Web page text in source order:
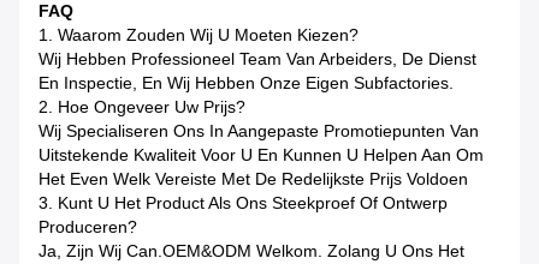
FAQ
1. Waarom Zouden Wij U Moeten Kiezen?
Wij Hebben Professioneel Team Van Arbeiders, De Dienst
En Inspectie, En Wij Hebben Onze Eigen Subfactories.
2. Hoe Ongeveer Uw Prijs?
Wij Specialiseren Ons In Aangepaste Promotiepunten Van
Uitstekende Kwaliteit Voor U En Kunnen U Helpen Aan Om
Het Even Welk Vereiste Met De Redelijkste Prijs Voldoen
3. Kunt U Het Product Als Ons Steekproef Of Ontwerp
Produceren?
Ja, Zijn Wij Can.OEM&ODM Welkom. Zolang U Ons Het